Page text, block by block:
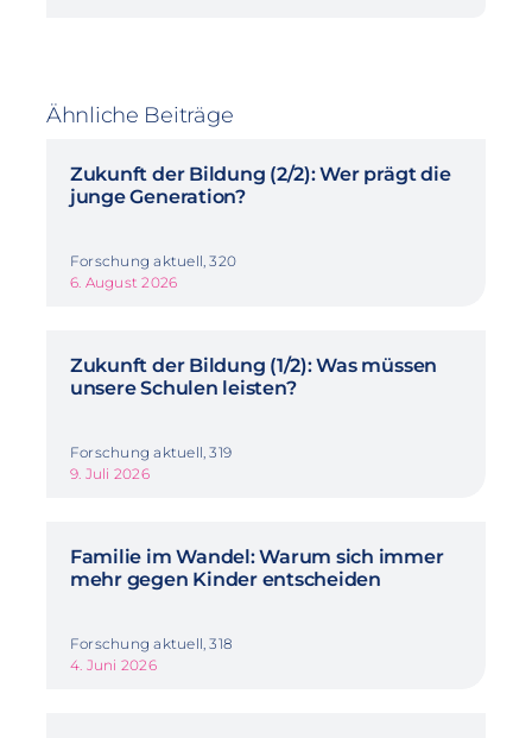
Ähnliche Beiträge
Zukunft der Bildung (2/2): Wer prägt die
junge Generation?
Forschung aktuell, 320
6. August 2026
Zukunft der Bildung (1/2): Was müssen
unsere Schulen leisten?
Forschung aktuell, 319
9. Juli 2026
Familie im Wandel: Warum sich immer
mehr gegen Kinder entscheiden
Forschung aktuell, 318
4. Juni 2026